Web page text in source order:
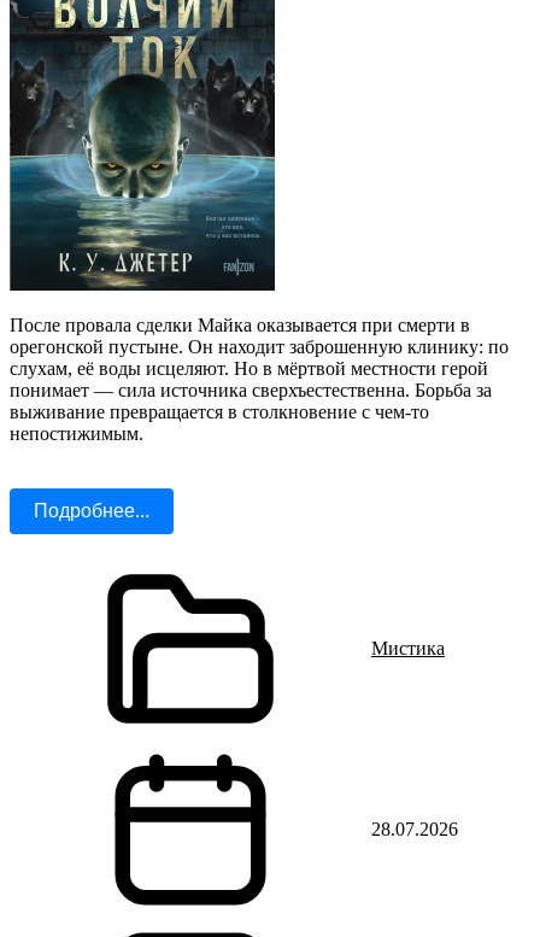
После провала сделки Майка оказывается при смерти в
орегонской пустыне. Он находит заброшенную клинику: по
слухам, её воды исцеляют. Но в мёртвой местности герой
понимает — сила источника сверхъестественна. Борьба за
выживание превращается в столкновение с чем-то
непостижимым.
Подробнее...
Мистика
28.07.2026